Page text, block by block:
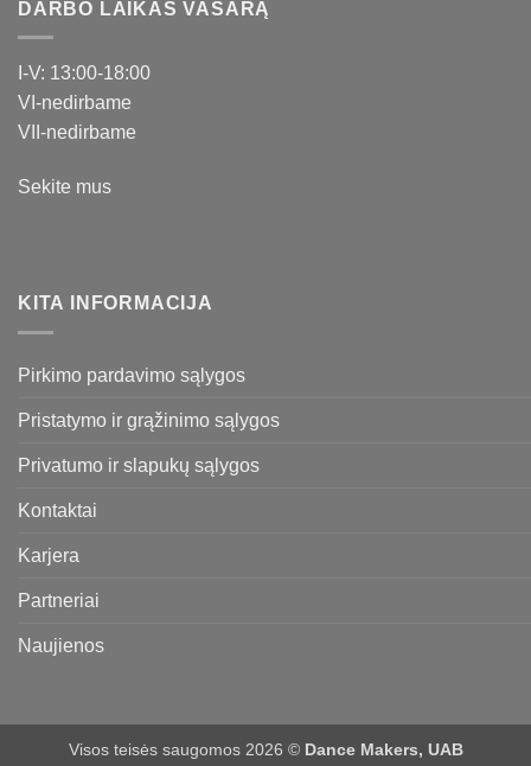
DARBO LAIKAS VASARĄ
I-V: 13:00-18:00
VI-nedirbame
VII-nedirbame
Sekite mus
KITA INFORMACIJA
Pirkimo pardavimo sąlygos
Pristatymo ir grąžinimo sąlygos
Privatumo ir slapukų sąlygos
Kontaktai
Karjera
Partneriai
Naujienos
Visos teisės saugomos 2026 © Dance Makers, UAB